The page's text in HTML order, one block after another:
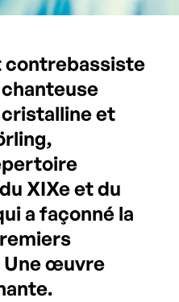
contrebassiste
cristalline et
XIXe et du
a façonné la
Une œuvre